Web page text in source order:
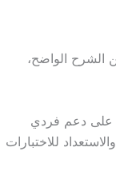
الشرح الواضح،
على دعم فردي
للاختبارات